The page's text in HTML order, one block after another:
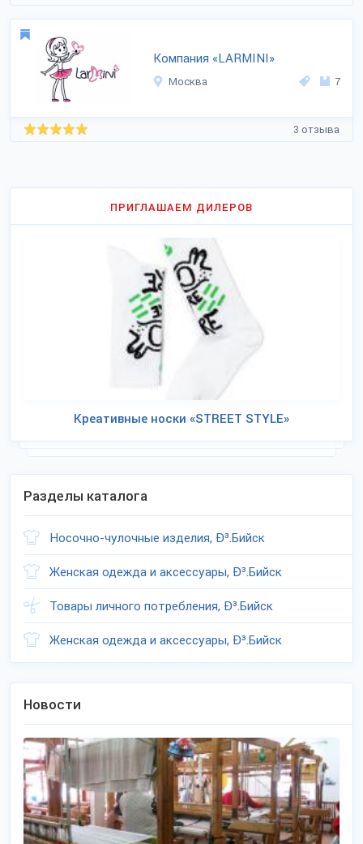
Компания «LARMINI»
Москва 7
3 отзыва
ПРИГЛАШАЕМ ДИЛЕРОВ
Креативные носки «STREET STYLE»
Разделы каталога
Носочно-чулочные изделия, Ð³.Бийск
Женская одежда и аксессуары, Ð³.Бийск
Товары личного потребления, Ð³.Бийск
Женская одежда и аксессуары, Ð³.Бийск
Новости